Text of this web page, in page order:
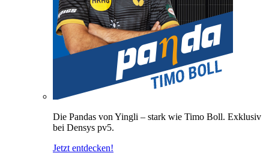
Die Pandas von Yingli – stark wie Timo Boll. Exklusiv
bei Densys pv5.
Jetzt entdecken!